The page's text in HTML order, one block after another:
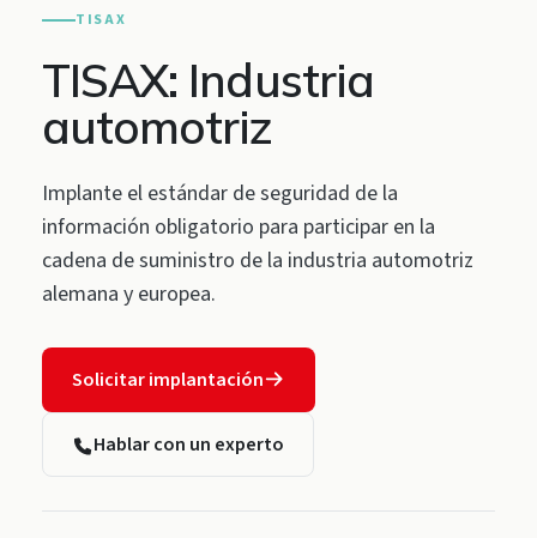
TISAX
TISAX: Industria
automotriz
Implante el estándar de seguridad de la
información obligatorio para participar en la
cadena de suministro de la industria automotriz
alemana y europea.
Solicitar implantación
Hablar con un experto